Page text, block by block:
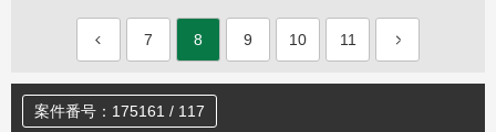
7 8 9 10 11
案件番号：175161 / 117